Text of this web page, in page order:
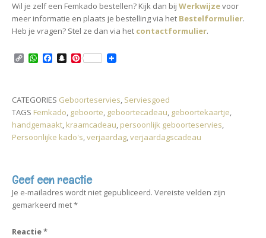
Wil je zelf een Femkado bestellen? Kijk dan bij Werkwijzevoor
meer informatie en plaats je bestelling via het Bestelformulier.
Heb je vragen? Stel ze dan via het contactformulier.
C
L
i
n
k
W
s
A
p
p
b
o
o
k
S
c
h
a
t
P
e
r
e
s
t
CATEGORIES Geboorteservies, Serviesgoed
TAGS Femkado, geboorte, geboortecadeau, geboortekaartje,
handgemaakt, kraamcadeau, persoonlijk geboorteservies,
Persoonlijke kado's,verjaardag,verjaardagscadeau
Geef een reactie
Je e-mailadres wordt niet gepubliceerd. Vereiste velden zijn
gemarkeerd met*
Reactie*